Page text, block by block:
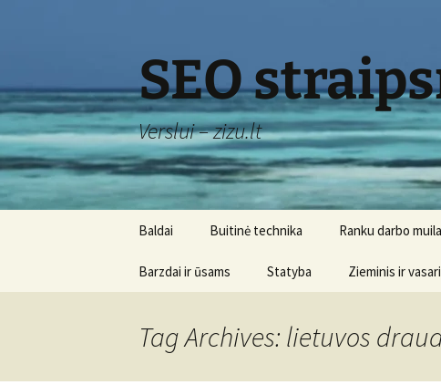
SEO
Verslui – zizu.lt
Baldai Buitinė technika Ranku darbo
Barzdai ir ūsams Statyba Zieminis ir
Tag Archives: lietuvos